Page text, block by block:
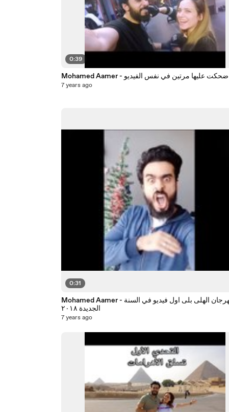
0:39
Mohamed Aamer - ضحكت عليها مرتين في نفس الفيديو
7 years ago
0:31
Mohamed Aamer - مهرجان الهلى بلى اول فيديو في السنة
الجديدة ٢٠١٨
7 years ago